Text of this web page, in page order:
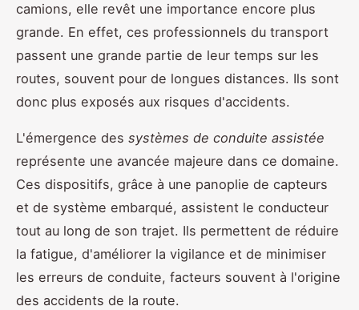
camions, elle revêt une importance encore plus
grande. En effet, ces professionnels du transport
passent une grande partie de leur temps sur les
routes, souvent pour de longues distances. Ils sont
donc plus exposés aux risques d'accidents.
L'émergence des systèmes de conduite assistée
représente une avancée majeure dans ce domaine.
Ces dispositifs, grâce à une panoplie de capteurs
et de système embarqué, assistent le conducteur
tout au long de son trajet. Ils permettent de réduire
la fatigue, d'améliorer la vigilance et de minimiser
les erreurs de conduite, facteurs souvent à l'origine
des accidents de la route.